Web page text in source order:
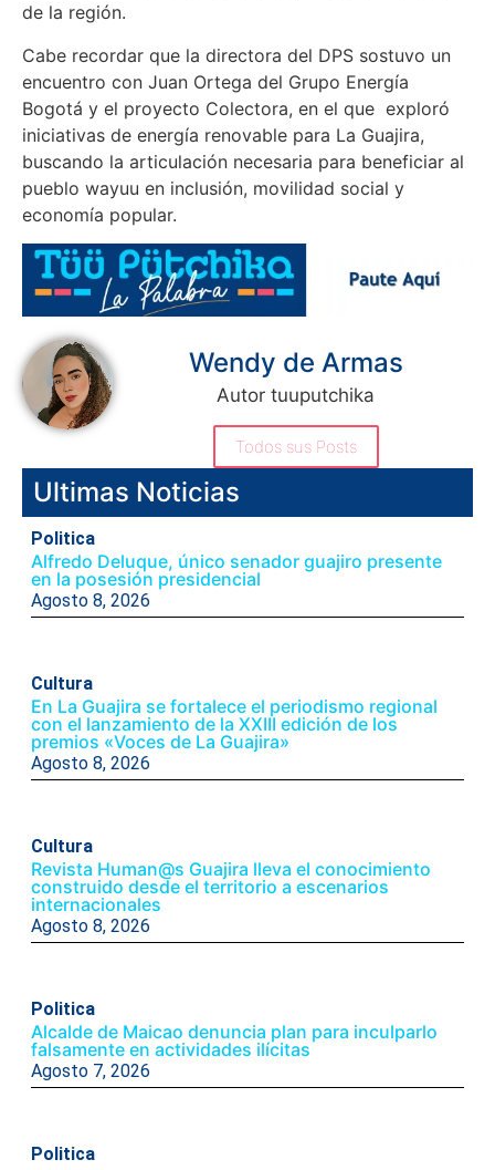
de la región.
Cabe recordar que la directora del DPS sostuvo un
encuentro con Juan Ortega del Grupo Energía
Bogotá y el proyecto Colectora, en el que exploró
iniciativas de energía renovable para La Guajira,
buscando la articulación necesaria para beneficiar al
pueblo wayuu en inclusión, movilidad social y
economía popular.
Wendy de Armas
Autor tuuputchika
Todos sus Posts
Ultimas Noticias
Politica
Alfredo Deluque, único senador guajiro presente
en la posesión presidencial
Agosto 8, 2026
Cultura
En La Guajira se fortalece el periodismo regional
con el lanzamiento de la XXIII edición de los
premios «Voces de La Guajira»
Agosto 8, 2026
Cultura
Revista Human@s Guajira lleva el conocimiento
construido desde el territorio a escenarios
internacionales
Agosto 8, 2026
Politica
Alcalde de Maicao denuncia plan para inculparlo
falsamente en actividades ilícitas
Agosto 7, 2026
Politica